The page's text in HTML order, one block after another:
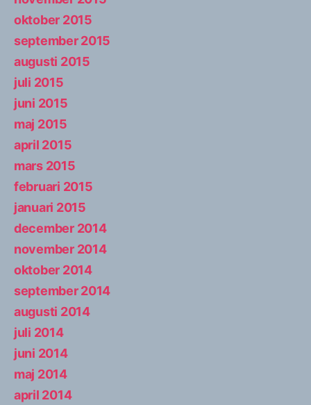
oktober 2015
september 2015
augusti 2015
juli 2015
juni 2015
maj 2015
april 2015
mars 2015
februari 2015
januari 2015
december 2014
november 2014
oktober 2014
september 2014
augusti 2014
juli 2014
juni 2014
maj 2014
april 2014